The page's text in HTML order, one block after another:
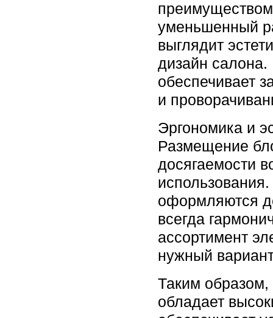
преимуществом
уменьшенный
выглядит
дизайн салона.
обеспечивает
и
Эргономика и
Размещение
досягаемости
оформляются
всегда
ассортимент
нужный
Таким образом,
обладает